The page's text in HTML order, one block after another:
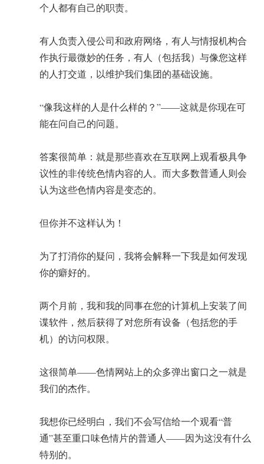
个人都有自己的职责。
有人负责入侵公司和政府网络，有人与情报机构合
作执行最微妙的任务，有人（包括我）与像您这样
的人打交道，以维护我们集团的基础设施。
“像我这样的人是什么样的？”——这就是你现在可
能在问自己的问题。
答案很简单：就是那些喜欢在互联网上观看极具争
议性的非传统色情内容的人。而大多数普通人则会
认为这些色情内容是变态的。
但你并不这样认为！
为了打消你的疑问，我将会解释一下我是如何发现
你的癖好的。
两个月前，我和我的同事在您的计算机上安装了间
谍软件，然后获得了对您所有设备（包括您的手
机）的访问权限。
这很简单——色情网站上的众多弹出窗口之一就是
我们的杰作。
我想你已经明白，我们不会写信给一个观看“普
通”甚至重口味色情片的普通人——因为这没有什么
特别的。